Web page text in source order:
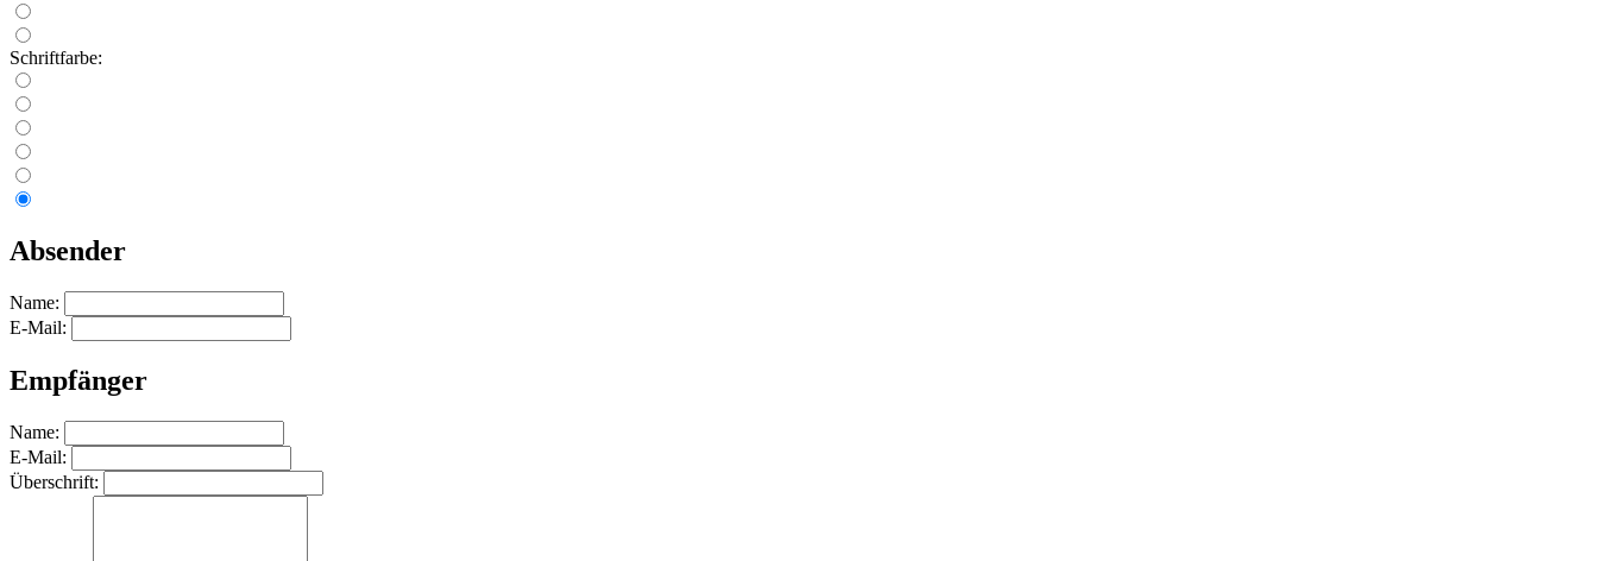
Schriftfarbe:
Absender
Name:
E-Mail:
Empfänger
Name:
E-Mail:
Überschrift: